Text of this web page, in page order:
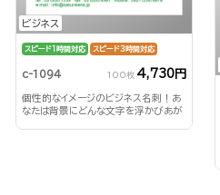
ビジネス
スピード1時間対応 スピード3時間対応
c-1094 100枚 4,730円
個性的なイメージのビジネス名刺！あ
なたは背景にどんな文字を浮かびあが